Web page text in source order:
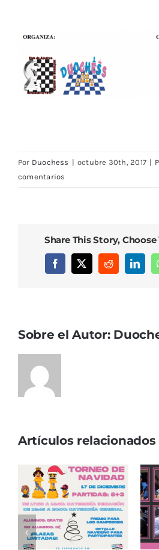
Por Duochess | octubre 30th, 2017 |
comentarios
Share This Story,
Facebook
X Reddit
Sobre el Autor:
Artículos relacionados